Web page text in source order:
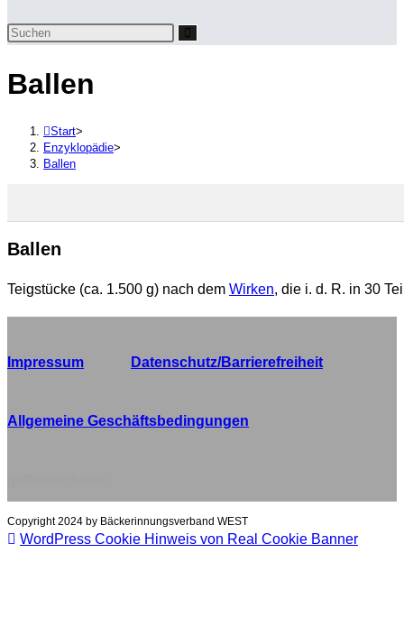
umschalten
Diese
durchsuchen
Ballen
Start>
Enzyklopädie>
Ballen
Ballen
Teigstücke (ca. 1.500 g) nach dem Wirken, die i. d. R. in 30
Impressum Datenschutz/Barrierefreiheit
Allgemeine Geschäftsbedingungen
Copyright 2024 by Bäckerinnungsverband WEST
WordPress Cookie Hinweis von Real Cookie Banner